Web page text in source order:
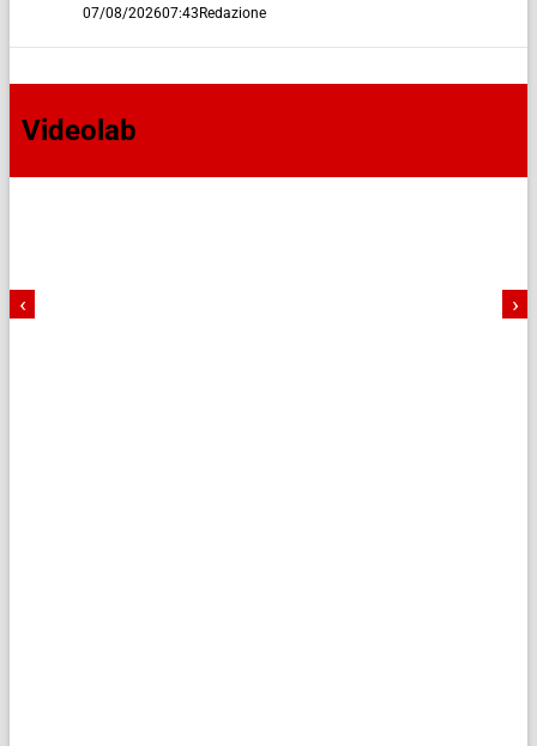
07/08/202607:43 Redazione
Videolab
‹ ›